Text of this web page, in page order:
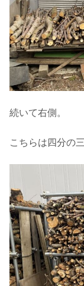
続いて右側。
こちらは四分の